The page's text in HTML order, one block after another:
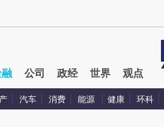
公司 政经 世界 观点
汽车 消费 能源 健康 环科